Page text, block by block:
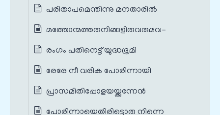
പരിതാപമെന്തിന്നു മനതാരിൽ
മത്തോന്മത്തരുനിങ്ങളിരുവരുമവ-
രംഗം പതിനെട്ട് യുദ്ധഭൂമി
രേരേ നീ വരിക പോരിന്നായി
പ്രാസമിതിപ്പോളയയ്ക്കുന്നേൻ
പോരിന്നായെതിരിട്ടൊരു നിന്നെ